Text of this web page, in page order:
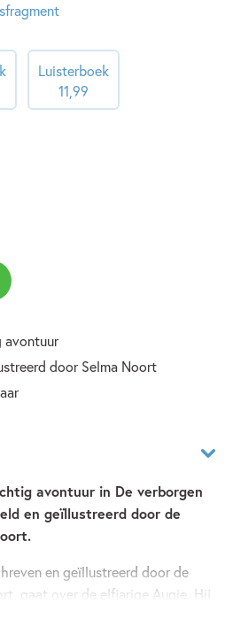
Luisterboek
11 99
avontuur
door Selma Noort
avontuur in De verborgen
en geïllustreerd door de
en geïllustreerd door de
gaat over de elfjarige Augie. Hij
Als zijn vader niet